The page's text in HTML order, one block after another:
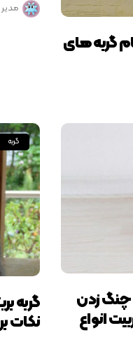
گربه های
گربه
گربه
نکات
چنگ زدن
انواع